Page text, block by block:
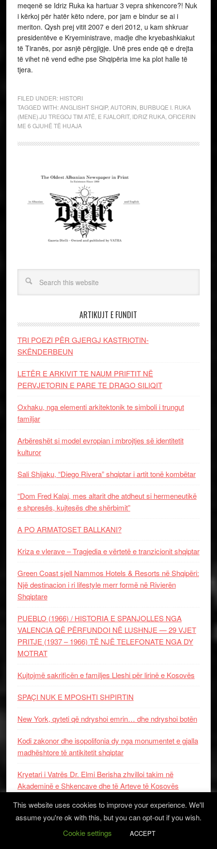
meqenë se Idriz Ruka ka hartuar 3 vepra shkencore?! Nuk
i kërkoj për hatër këto ndere, por jam e bindur se ai i
meriton. Qysh prej vitit 2007 e deri 2012, u kam shkruar
presidentëve e Kryeministrave, madje dhe kryebashkiakut
të Tiranës, por asnjë përgjigje. Unë pres ende që e drejta
të vihet në vend edhe pse Shqipëria ime ka plot halle të
tjera.
FILED UNDER: HISTORI
TAGGED WITH:ANGLISHT SHQIP, AUTORIN BURBUQE I. RUKA
(MENE).JU TREGOJ TIM ATË E FJALORIT, IDRIZ RUKA, OFICERIN
ME 6 GJUHË TË HUAJA
ARTIKUJT E FUNDIT
TRI POEZI PËR GJERGJ KASTRIOTIN-
SKËNDERBEUN
LETËR E ARKIVIT TE NAUM PRIFTIT NË
PERVJETORIN E PARE TE DRAGO SILIQIT
Oxhaku, nga elementi arkitektonik te simboli i trungut
familjar
Arbëreshët si model evropian i mbrojtjes së identitetit
kulturor
Sali Shijaku, “Diego Rivera” shqiptar i artit tonë kombëtar
“Dom Fred Kalaj, mes altarit dhe atdheut si hermeneutikë
e shpresës, kujtesës dhe shërbimit”
A PO ARMATOSET BALLKANI?
Kriza e vlerave – Tragjedia e vërtetë e tranzicionit shqiptar
Green Coast sjell Nammos Hotels & Resorts në Shqipëri:
Një destinacion i ri lifestyle merr formë në Rivierën
Shqiptare
PUEBLO (1966) / HISTORIA E SPANJOLLES NGA
VALENCIA QË PËRFUNDOI NË LUSHNJE — 29 VJET
PRITJE (1937 – 1966) TË NJË TELEFONATE NGA DY
MOTRAT
Kujtojmë sakrificën e familjes Lleshi për lirinë e Kosovës
SPAÇI NUK E MPOSHTI SHPIRTIN
New York, qyteti që ndryshoi emrin… dhe ndryshoi botën
Kodi zakonor dhe isopolifonia dy nga monumentet e gjalla
madhështore të antikitetit shqiptar
Kryetari i Vatrës Dr. Elmi Berisha zhvilloi takim në
Akademinë e Shkencave dhe të Arteve të Kosovës
KATEGORITË
This website uses cookies to improve your experience. We'll
assume you're ok with this, but you can opt-out if you wish.
Cookie settings
ACCEPT